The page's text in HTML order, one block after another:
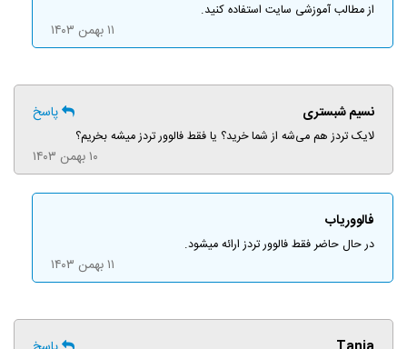
از مطالب آموزشی سایت استفاده کنید.
۱۱ بهمن ۱۴۰۳
نسیم شبستری پاسخ
لایک تردز هم می‌شه از شما خرید؟ یا فقط فالوور تردز میشه بخریم؟
۱۰ بهمن ۱۴۰۳
فالووریاب
در حال حاضر فقط فالوور تردز ارائه میشود.
۱۱ بهمن ۱۴۰۳